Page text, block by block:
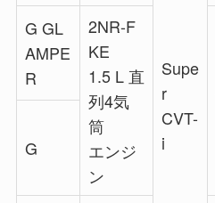
Supe
r
CVT-
i
G GL
AMPE
R
2NR-F
KE
1.5 L 直
列4気
筒
エンジ
ン
G